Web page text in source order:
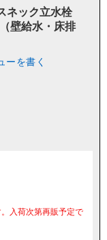
ネック立水栓
壁給水・床排
ーを書く
入荷次第再販予定で